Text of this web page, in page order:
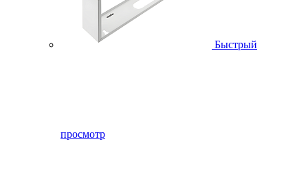
Быстрый
просмотр